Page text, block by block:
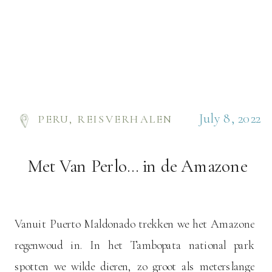
Met Van Perlo… in de Amazone
Vanuit Puerto Maldonado trekken we het Amazone
regenwoud in. In het Tambopata national park
spotten we wilde dieren, zo groot als meterslange
PERU, REISVERHALEN July 8, 2022